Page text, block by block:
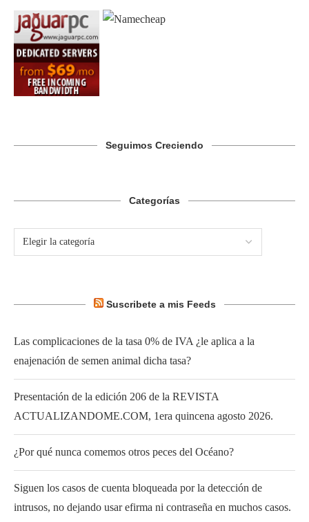
Seguimos Creciendo
Categorías
Suscribete a mis Feeds
Las complicaciones de la tasa 0% de IVA ¿le aplica a la
enajenación de semen animal dicha tasa?
Presentación de la edición 206 de la REVISTA
ACTUALIZANDOME.COM, 1era quincena agosto 2026.
¿Por qué nunca comemos otros peces del Océano?
Siguen los casos de cuenta bloqueada por la detección de
intrusos, no dejando usar efirma ni contraseña en muchos casos.